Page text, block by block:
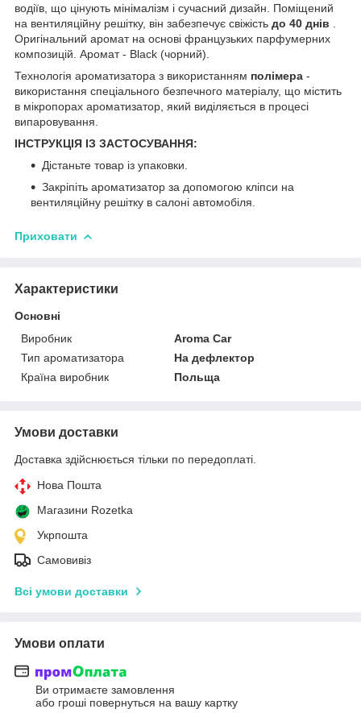
водіїв, що цінують мінімалізм і сучасний дизайн. Поміщений
на вентиляційну решітку, він забезпечує свіжість до 40 днів
Оригінальний аромат на основі французьких парфумерних
композицій. Аромат - Black (чорний).
Технологія ароматизатора з використанням полімера -
використання спеціального безпечного матеріалу, що містить
в мікропорах ароматизатор, який виділяється в процесі
випаровування.
ІНСТРУКЦІЯ ІЗ ЗАСТОСУВАННЯ:
Дістаньте товар із упаковки.
Закріпіть ароматизатор за допомогою кліпси на
вентиляційну решітку в салоні автомобіля.
Приховати
Характеристики
Основні
Виробник
Aroma Car
Тип ароматизатора
На дефлектор
Країна виробник
Польща
Умови доставки
Доставка здійснюється тільки по передоплаті.
Нова Пошта
Магазини Rozetka
Укрпошта
Самовивіз
Всі умови доставки
Умови оплати
Ви отримаєте замовлення
або гроші повернуться на вашу картку